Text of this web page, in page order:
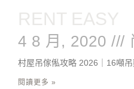
RENT EASY
4 8 月, 2020
村屋吊傢俬攻略 2026｜16噸吊
閱讀更多 »